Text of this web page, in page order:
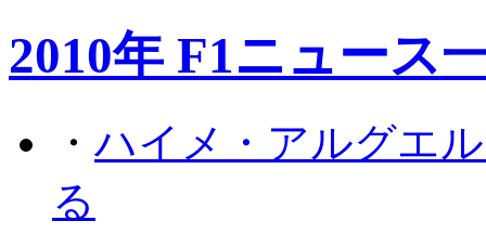
2010年 F1ニュース
・ハイメ・アルグエ
る